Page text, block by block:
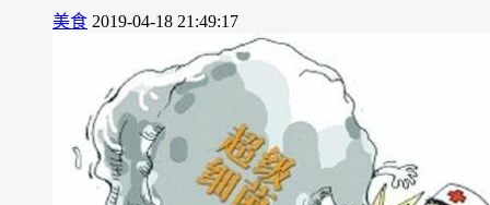
美食 2019-04-18 21:49:17